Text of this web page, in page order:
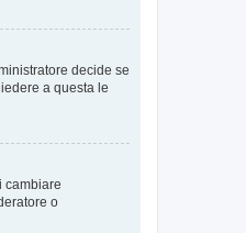
decide se
a questa le
cambiare
o